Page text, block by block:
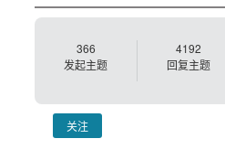
366
发起主题
4192
回复主题
关注